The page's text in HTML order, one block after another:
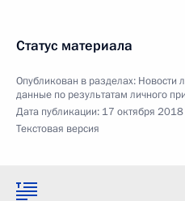
Статус материала
Опубликован в разделах: Новости
данные по результатам личного
Дата публикации: 17 октября
Текстовая версия